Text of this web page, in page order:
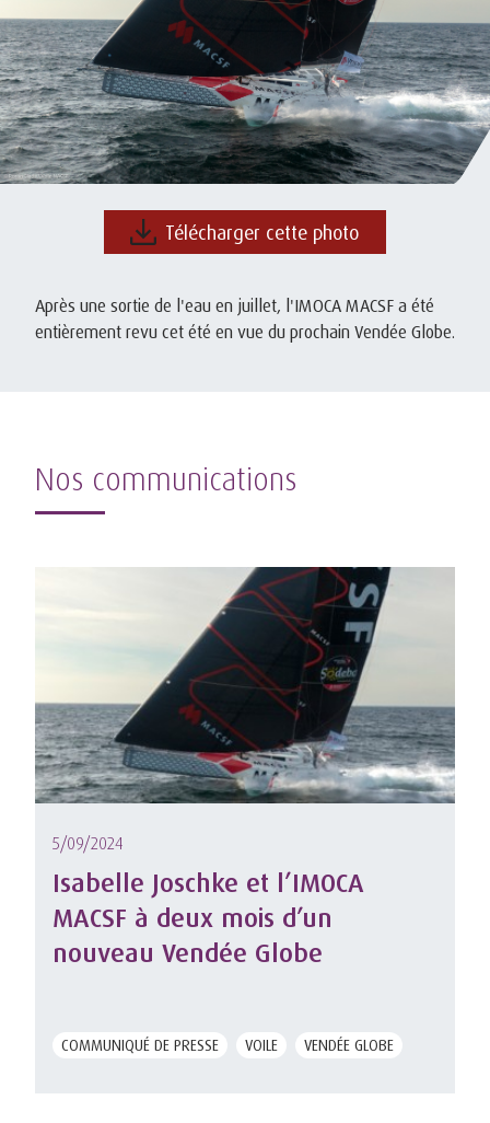
Télécharger cette photo
Après une sortie de l'eau en juillet, l'IMOCA MACSF a été
entièrement revu cet été en vue du prochain Vendée Globe.
Nos communications
5/09/2024
Isabelle Joschke et l’IMOCA
MACSF à deux mois d’un
nouveau Vendée Globe
COMMUNIQUÉ DE PRESSE VOILE VENDÉE GLOBE